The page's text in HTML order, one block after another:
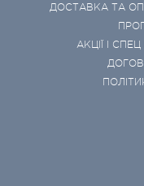
ДОСТАВКА ТА
АКЦІЇ І СПЕЦ